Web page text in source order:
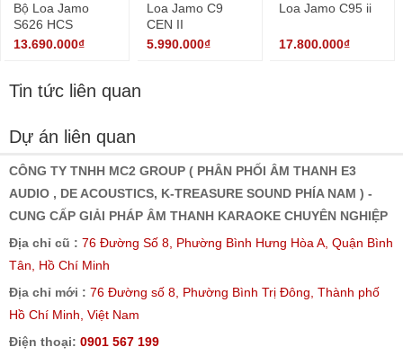
Bộ Loa Jamo
S626 HCS
13.690.000₫
Loa Jamo C9
CEN II
5.990.000₫
Loa Jamo C95 ii
17.800.000₫
Tin tức liên quan
Dự án liên quan
CÔNG TY TNHH MC2 GROUP ( PHÂN PHỐI ÂM THANH E3
AUDIO , DE ACOUSTICS, K-TREASURE SOUND PHÍA NAM ) -
CUNG CẤP GIẢI PHÁP ÂM THANH KARAOKE CHUYÊN NGHIỆP
Địa chỉ cũ : 76 Đường Số 8, Phường Bình Hưng Hòa A, Quận Bình
Tân, Hồ Chí Minh
Địa chỉ mới : 76 Đường số 8, Phường Bình Trị Đông, Thành phố
Hồ Chí Minh, Việt Nam
Điện thoại: 0901 567 199